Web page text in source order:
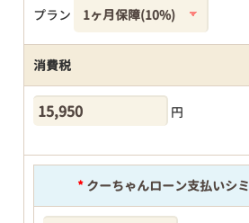
プラン
消費税
円
*クーちゃんローン支払いシ